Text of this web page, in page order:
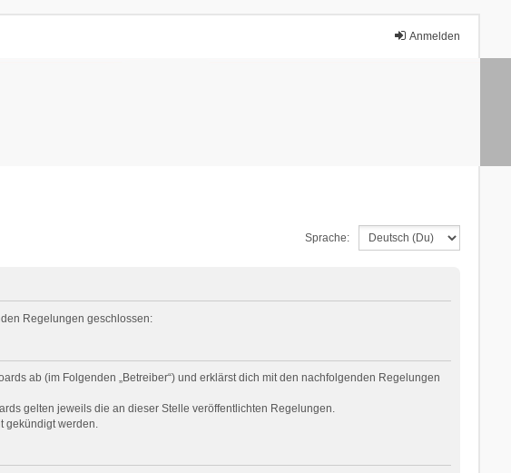
Anmelden
Sprache:
Regelungen geschlossen:
ab (im Folgenden „Betreiber“) und erklärst dich mit den nachfolgenden Regelungen
gelten jeweils die an dieser Stelle veröffentlichten Regelungen.
gekündigt werden.